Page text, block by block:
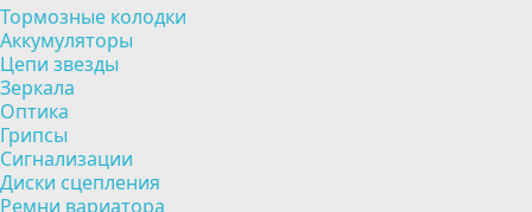
Тормозные колодки
Аккумуляторы
Цепи звезды
Зеркала
Оптика
Грипсы
Сигнализации
Диски сцепления
Ремни вариатора